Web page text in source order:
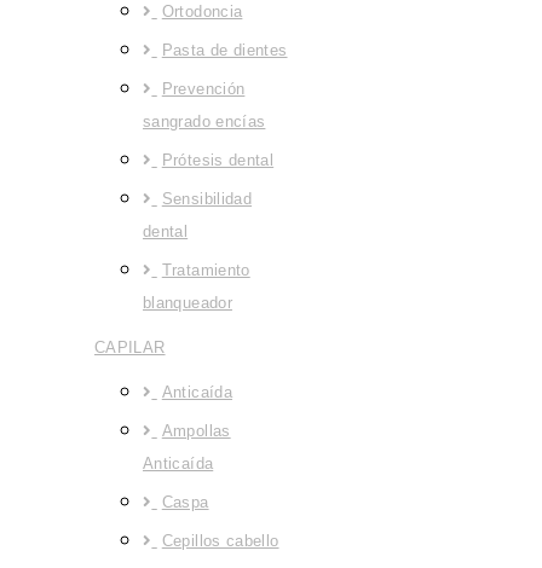
Ortodoncia
Pasta de dientes
Prevención
sangrado encías
Prótesis dental
Sensibilidad
dental
Tratamiento
blanqueador
CAPILAR
Anticaída
Ampollas
Anticaída
Caspa
Cepillos cabello